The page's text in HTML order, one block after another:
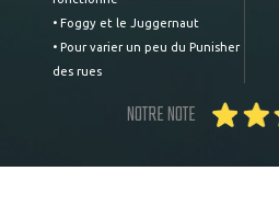
• Foggy et le Juggernaut
• Pour varier un peu du Punisher
des rues
NOTRE NOTE